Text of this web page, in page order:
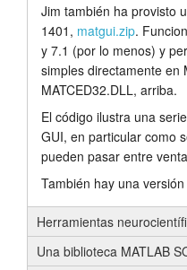
Jim también ha provisto
1401, matgui.zip.
y 7.1 (por lo menos) y
simples directamente en
MATCED32.DLL, arriba.
El código ilustra una
GUI, en particular como
pueden pasar entre
También hay una
Herramientas
Una biblioteca MATLAB